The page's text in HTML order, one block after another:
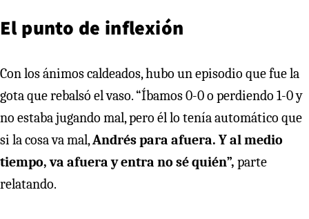
El punto de inflexión
Con los ánimos caldeados, hubo un episodio que fue la
gota que rebalsó el vaso. “Íbamos 0-0 o perdiendo 1-0 y
no estaba jugando mal, pero él lo tenía automático que
si la cosa va mal,Andrés para afuera. Y al medio
tiempo, va afuera y entra no sé quién”, parte
relatando.